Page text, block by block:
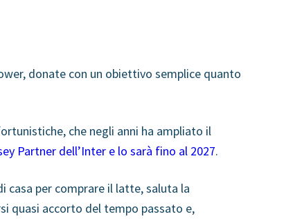
donate con un obiettivo semplice quanto
che negli anni ha ampliato il
Partner dell’Inter e lo sarà fino al 2027.
casa per comprare il latte, saluta la
quasi accorto del tempo passato e,